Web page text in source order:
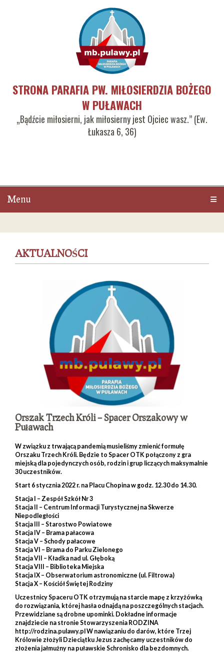
STRONA PARAFIA PW. MIŁOSIERDZIA BOŻEGO
W PUŁAWACH
„Bądźcie miłosierni, jak miłosierny jest Ojciec wasz.” (Ew.
Łukasza 6, 36)
Menu
AKTUALNOŚCI
Orszak Trzech Króli – Spacer Orszakowy w
Puławach
W związku z trwającą pandemią musieliśmy zmienić formułę
Orszaku Trzech Króli. Będzie to Spacer OTK połączony z gra
miejską dla pojedynczych osób, rodzin i grup liczących maksymalnie
30 uczestników.
Start 6 stycznia 2022 r. na Placu Chopina w godz. 12.30 do 14.30.
Stacja I – Zespół Szkół Nr 3
Stacja II – Centrum Informacji Turystycznej na Skwerze
Niepodległości
Stacja III – Starostwo Powiatowe
Stacja IV – Brama pałacowa
Stacja V – Schody pałacowe
Stacja VI – Brama do Parku Zielonego
Stacja VII – Kładka nad ul. Głęboką
Stacja VIII – Biblioteka Miejska
Stacja IX – Obserwatorium astronomiczne (ul. Filtrowa)
Stacja X – Kościół Świętej Rodziny
Uczestnicy Spaceru OTK otrzymują na starcie mapę z krzyżówką
do rozwiązania, której hasła odnajdą na poszczególnych stacjach.
Przewidziane są drobne upominki. Dokładne informacje
znajdziecie na stronie Stowarzyszenia RODZINA
http://rodzina.pulawy.pl W nawiązaniu do darów, które Trzej
Królowie złożyli Dzieciątku Jezus zachęcamy uczestników do
złożenia jałmużny na puławskie Schronisko dla bezdomnych.